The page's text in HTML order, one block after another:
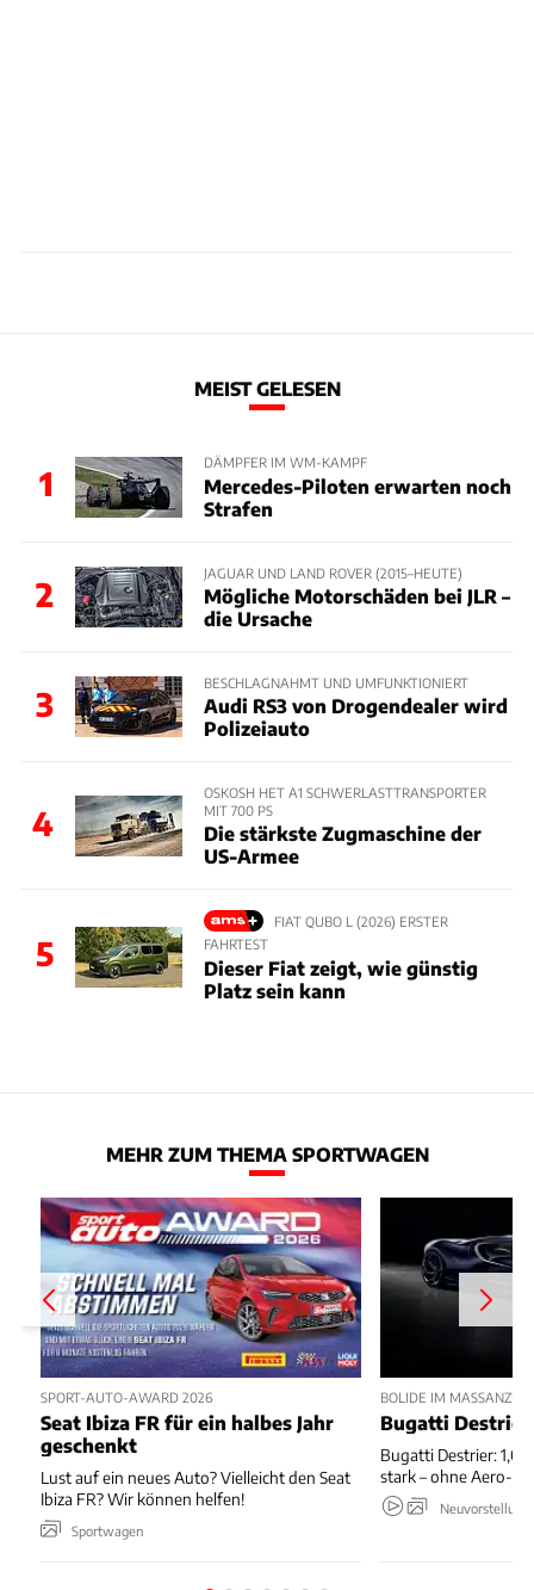
MEIST GELESEN
1
DÄMPFER IM WM-KAMPF
Mercedes-Piloten erwarten noch
Strafen
2
JAGUAR UND LAND ROVER (2015–HEUTE)
Mögliche Motorschäden bei JLR –
die Ursache
3
BESCHLAGNAHMT UND UMFUNKTIONIERT
Audi RS3 von Drogendealer wird
Polizeiauto
4
OSKOSH HET A1 SCHWERLASTTRANSPORTER
MIT 700 PS
Die stärkste Zugmaschine der
US-Armee
5
FIAT QUBO L (2026) ERSTER
FAHRTEST
Dieser Fiat zeigt, wie günstig
Platz sein kann
MEHR ZUM THEMA SPORTWAGEN
SPORT-AUTO-AWARD 2026
Seat Ibiza FR für ein halbes Jahr
geschenkt
Lust auf ein neues Auto? Vielleicht den Seat
Ibiza FR? Wir können helfen!
Sportwagen
BOLIDE IM MASSANZUG
Bugatti
Bugatti Destrier: 1,00
stark – ohne Aero-